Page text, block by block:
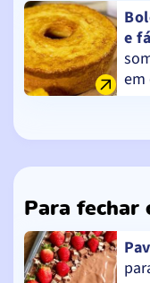
e
em
Para fechar